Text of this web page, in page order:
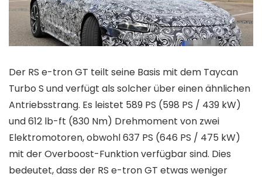
Der RS ​​e-tron GT teilt seine Basis mit dem Taycan
Turbo S und verfügt als solcher über einen ähnlichen
Antriebsstrang. Es leistet 589 PS (598 PS / 439 kW)
und 612 lb-ft (830 Nm) Drehmoment von zwei
Elektromotoren, obwohl 637 PS (646 PS / 475 kW)
mit der Overboost-Funktion verfügbar sind. Dies
bedeutet, dass der RS ​​e-tron GT etwas weniger